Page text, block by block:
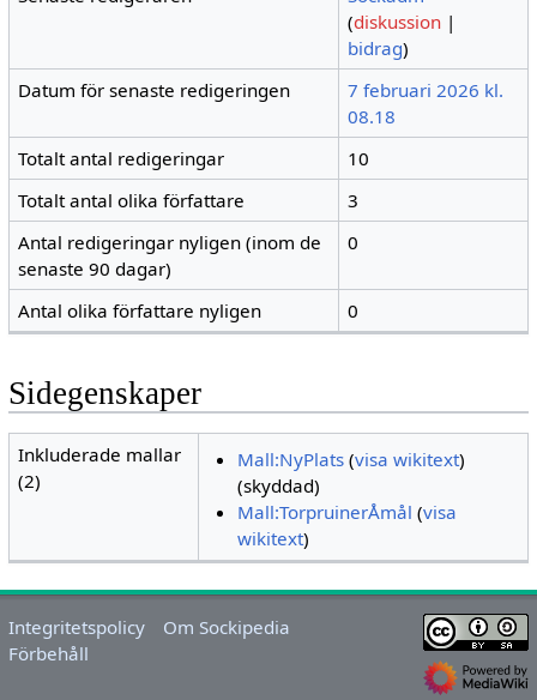
(diskussion |
bidrag)
Datum för senaste redigeringen
7 februari 2026 kl.
08.18
Totalt antal redigeringar
10
Totalt antal olika författare
3
Antal redigeringar nyligen (inom de
senaste 90 dagar)
0
Antal olika författare nyligen 0
Sidegenskaper
Inkluderade mallar
(2)
Mall:NyPlats(visa wikitext)
(skyddad)
Mall:TorpruinerÅmål (visa
wikitext)
Integritetspolicy
Om Sockipedia
Förbehåll